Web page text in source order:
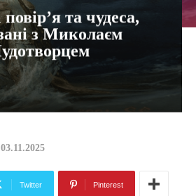
та чудеса,
з Миколаєм
03.11.2025
Twitter Pinterest